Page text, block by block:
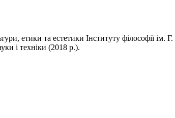
етики та естетики Інституту філософії
і техніки (2018 р.).